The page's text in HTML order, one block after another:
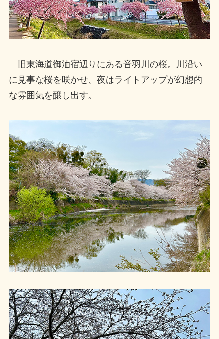
旧東海道御油宿辺りにある音羽川の桜。川沿い
に見事な桜を咲かせ、夜はライトアップが幻想的
な雰囲気を醸し出す。